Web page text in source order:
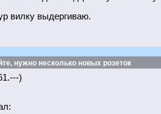
вилку выдергиваю.
нужно несколько новых розеток
)